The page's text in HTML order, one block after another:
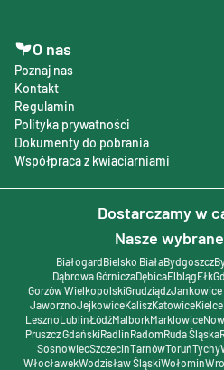
O nas
Poznaj nas
Kontakt
Regulamin
Polityka prywatności
Dokumenty do pobrania
Współpraca z kwiaciarniami
Dostarczamy w
Nasze
BiałogardBielsko BiałaBydgoszcz
Dąbrowa GórniczaDębicaElblągEłk
Gorzów WielkopolskiGrudziądzJankowice
JaworznoJejkowiceKaliszKatowiceKielce
LesznoLublinŁódźMalborkMarklowice
Pruszcz GdańskiRadlinRadomRuda Śląska
SosnowiecSzczecinTarnówToruńTychy
WłocławekWodzisław ŚląskiWołomin